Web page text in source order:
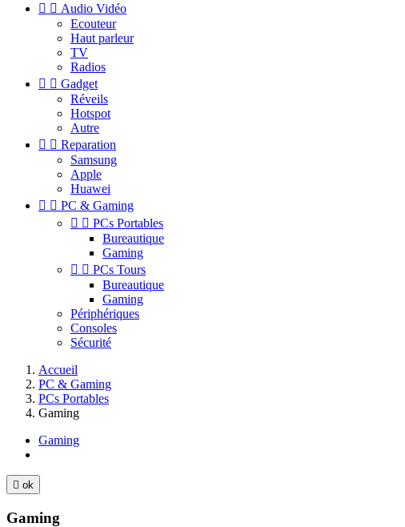
  Audio Vidéo
Ecouteur
Haut parleur
TV
Radios
  Gadget
Réveils
Hotspot
Autre
  Reparation
Samsung
Apple
Huawei
  PC & Gaming
  PCs Portables
Bureautique
Gaming
  PCs Tours
Bureautique
Gaming
Périphériques
Consoles
Sécurité
Accueil
PC & Gaming
PCs Portables
Gaming
Gaming
 ok
Gaming